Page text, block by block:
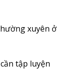
xuyên ở
tập luyện